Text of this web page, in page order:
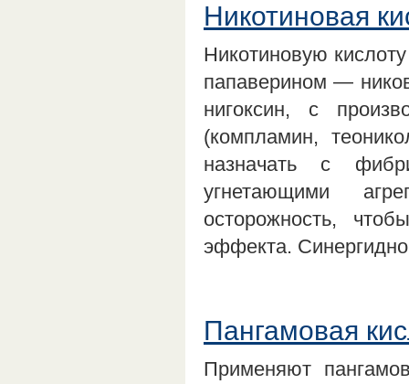
Никотиновая
Никотиновую
папаверином —
нигоксин, с
(компламин,
назначать с
угнетающими
осторожность,
эффекта.
Пангамовая
Применяют